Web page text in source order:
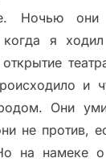
Ночью
я
и
Они
не против,
на намеке о